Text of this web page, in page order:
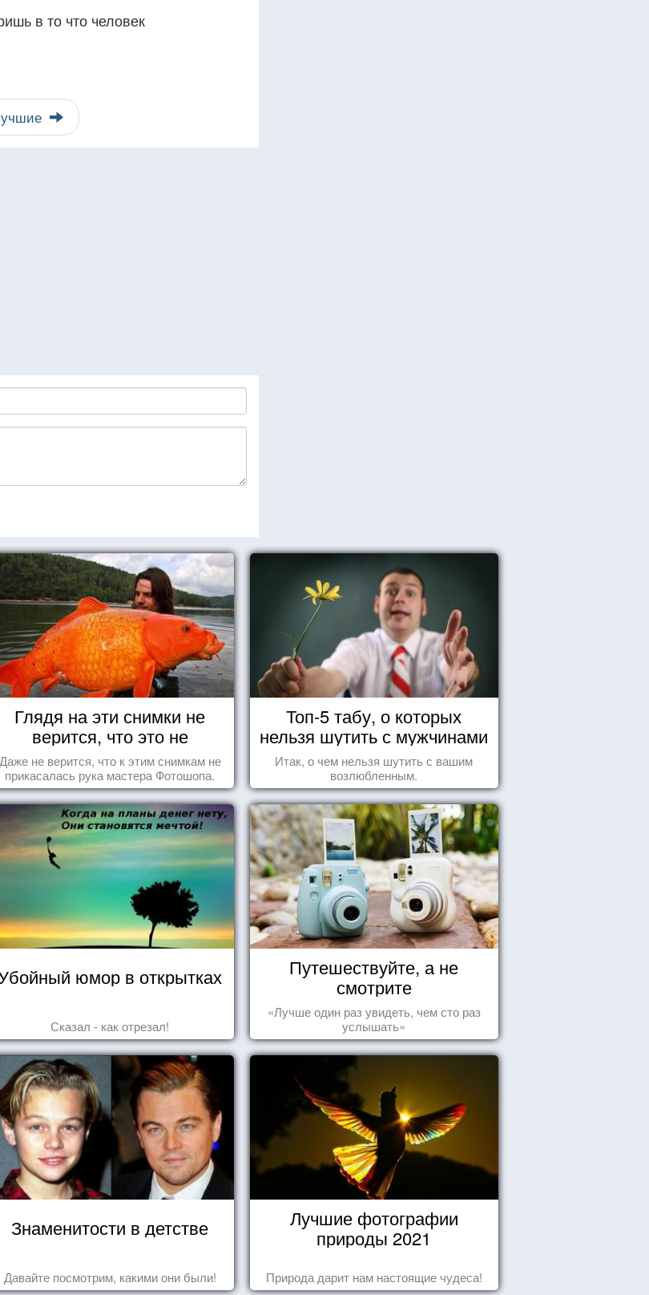
в то что человек
Глядя на эти снимки не
верится, что это не
Фотошоп!
Даже не верится, что к этим снимкам не
прикасалась рука мастера Фотошопа.
Топ-5 табу, о которых
нельзя шутить с мужчинами
Итак, о чем нельзя шутить с вашим
возлюбленным.
юмор в открытках
Сказал - как отрезал!
Путешествуйте, а не
смотрите
«Лучше один раз увидеть, чем сто раз
услышать»
Знаменитости в детстве
Давайте посмотрим, какими они были!
Лучшие фотографии
природы 2021
Природа дарит нам настоящие чудеса!